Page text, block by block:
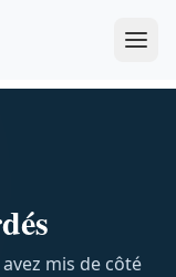
mis de côté